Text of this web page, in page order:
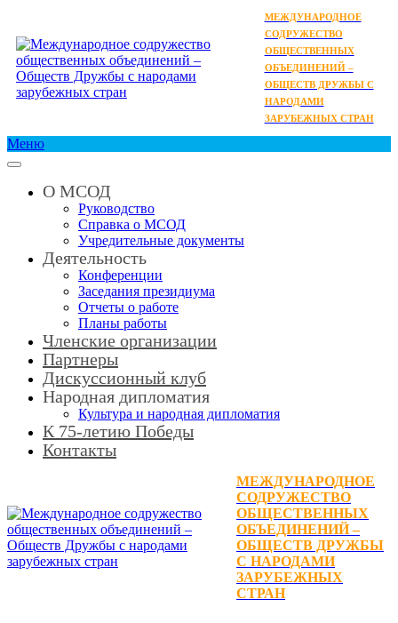
МЕЖДУНАРОДНОЕ
СОДРУЖЕСТВО
ОБЩЕСТВЕННЫХ
ОБЪЕДИНЕНИЙ –
ОБЩЕСТВ ДРУЖБЫ С
НАРОДАМИ
ЗАРУБЕЖНЫХ СТРАН
Меню
О МСОД
Руководство
Справка о МСОД
Учредительные документы
Деятельность
Конференции
Заседания президиума
Отчеты о работе
Планы работы
Членские организации
Партнеры
Дискуссионный клуб
Народная дипломатия
Культура и народная дипломатия
К 75-летию Победы
Контакты
МЕЖДУНАРОДНОЕ
СОДРУЖЕСТВО
ОБЩЕСТВЕННЫХ
ОБЪЕДИНЕНИЙ –
ОБЩЕСТВ ДРУЖБЫ
С НАРОДАМИ
ЗАРУБЕЖНЫХ
СТРАН